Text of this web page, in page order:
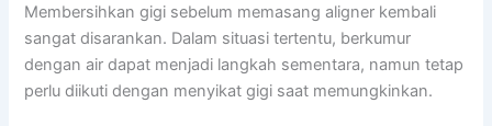
Membersihkan gigi sebelum memasang aligner kembali
sangat disarankan. Dalam situasi tertentu, berkumur
dengan air dapat menjadi langkah sementara, namun tetap
perlu diikuti dengan menyikat gigi saat memungkinkan.